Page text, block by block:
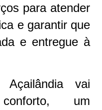
para atender
e garantir que
e entregue à
vai
um